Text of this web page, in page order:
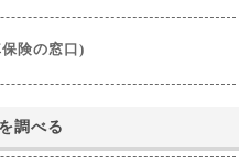
険の窓口)
調べる